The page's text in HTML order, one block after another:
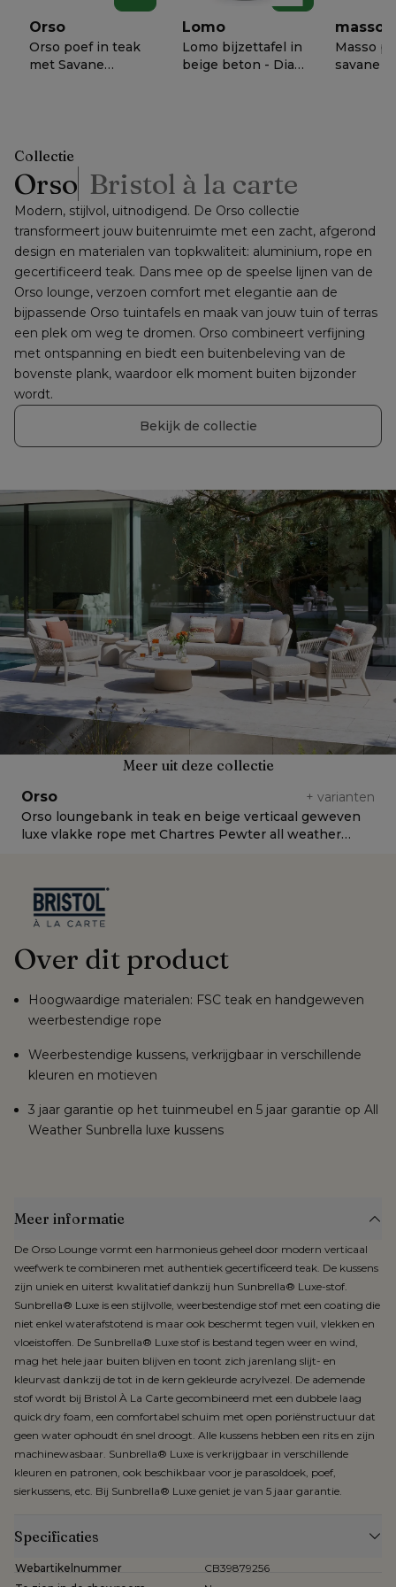
Orso
Orso poef in teak
met Savane
Lomo
Lomo bijzettafel in
beige beton - Dia.
masso
Masso
savane
Collectie
Orso Bristol à la carte
Modern, stijlvol, uitnodigend. De Orso collectie
transformeert jouw buitenruimte met een zacht, afgerond
design en materialen van topkwaliteit: aluminium, rope en
gecertificeerd teak. Dans mee op de speelse lijnen van de
Orso lounge, verzoen comfort met elegantie aan de
bijpassende Orso tuintafels en maak van jouw tuin of terras
een plek om weg te dromen. Orso combineert verfijning
met ontspanning en biedt een buitenbeleving van de
bovenste plank, waardoor elk moment buiten bijzonder
wordt.
Bekijk de collectie
Meer uit deze collectie
Orso + varianten
Orso loungebank in teak en beige verticaal geweven
luxe vlakke rope met Chartres Pewter all weather
Over dit product
Hoogwaardige materialen: FSC teak en handgeweven
weerbestendige rope
Weerbestendige kussens, verkrijgbaar in verschillende
kleuren en motieven
3 jaar garantie op het tuinmeubel en 5 jaar garantie op All
Weather Sunbrella luxe kussens
Meer informatie
De Orso Lounge vormt een harmonieus geheel door modern verticaal
weefwerk te combineren met authentiek gecertificeerd teak. De kussens
zijn uniek en uiterst kwalitatief dankzij hun Sunbrella® Luxe-stof.
Sunbrella® Luxe is een stijlvolle, weerbestendige stof met een coating die
niet enkel waterafstotend is maar ook beschermt tegen vuil, vlekken en
vloeistoffen. De Sunbrella® Luxe stof is bestand tegen weer en wind,
mag het hele jaar buiten blijven en toont zich jarenlang slijt- en
kleurvast dankzij de tot in de kern gekleurde acrylvezel. De ademende
stof wordt bij Bristol À La Carte gecombineerd met een dubbele laag
quick dry foam, een comfortabel schuim met open poriënstructuur dat
geen water ophoudt én snel droogt. Alle kussens hebben een rits en zijn
machinewasbaar. Sunbrella® Luxe is verkrijgbaar in verschillende
kleuren en patronen, ook beschikbaar voor je parasoldoek, poef,
sierkussens, etc. Bij Sunbrella® Luxe geniet je van 5 jaar garantie.
Specificaties
Webartikelnummer
CB39879256